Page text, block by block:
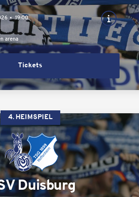
19:00
arena
Tickets
4. HEIMSPIEL
Duisburg